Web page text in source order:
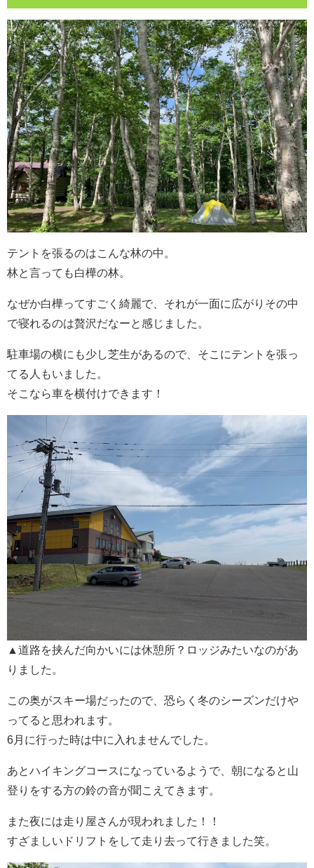
テントを張るのはこんな林の中。
林と言っても白樺の林。
なぜか白樺ってすごく綺麗で、それが一面に広がりその中
で寝れるのは贅沢だなーと感じました。
駐車場の横にも少し芝生があるので、そこにテントを張っ
てる人もいました。
そこなら車を横付けできます！
▲道路を挟んだ向かいには休憩所？ロッジみたいなのがあ
りました。
この奥がスキー場だったので、恐らく冬のシーズンだけや
ってると思われます。
6月に行った時は中に入れませんでした。
あとハイキングコースになっているようで、朝になると山
登りをする方の鈴の音が聞こえてきます。
また夜には走り屋さんが現われました！！
すざましいドリフトをして走り去って行きました笑。